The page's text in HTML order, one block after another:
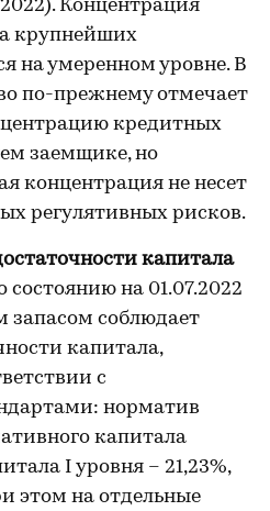
Концентрация
крупнейших
на умеренном уровне. В
по-прежнему отмечает
кредитных
заемщике, но
концентрация не несет
регулятивных рисков.
капитала
состоянию на 01.07.2022
запасом соблюдает
капитала,
с
норматив
капитала
I уровня – 21,23%,
этом на отдельные